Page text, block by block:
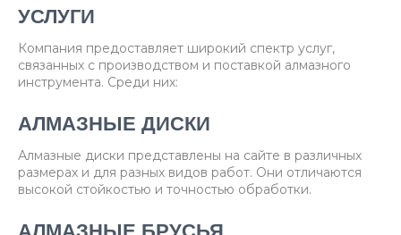
УСЛУГИ
Компания предоставляет широкий спектр услуг,
связанных с производством и поставкой алмазного
инструмента. Среди них:
АЛМАЗНЫЕ ДИСКИ
Алмазные диски представлены на сайте в различных
размерах и для разных видов работ. Они отличаются
высокой стойкостью и точностью обработки.